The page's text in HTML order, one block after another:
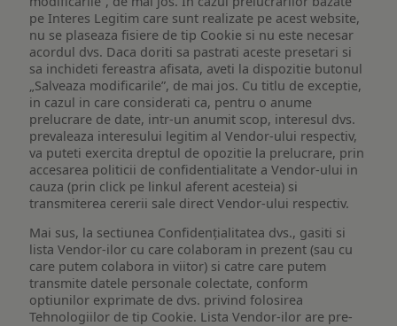
pe Interes Legitim care sunt realizate pe acest website,
nu se plaseaza fisiere de tip Cookie si nu este necesar
acordul dvs. Daca doriti sa pastrati aceste presetari si
sa inchideti fereastra afisata, aveti la dispozitie butonul
„Salveaza modificarile”, de mai jos. Cu titlu de exceptie,
in cazul in care considerati ca, pentru o anume
prelucrare de date, intr-un anumit scop, interesul dvs.
prevaleaza interesului legitim al Vendor-ului respectiv,
va puteti exercita dreptul de opozitie la prelucrare, prin
accesarea politicii de confidentialitate a Vendor-ului in
cauza (prin click pe linkul aferent acesteia) si
transmiterea cererii sale direct Vendor-ului respectiv.
Mai sus, la sectiunea Confidențialitatea dvs., gasiti si
lista Vendor-ilor cu care colaboram in prezent (sau cu
care putem colabora in viitor) si catre care putem
transmite datele personale colectate, conform
optiunilor exprimate de dvs. privind folosirea
Tehnologiilor de tip Cookie. Lista Vendor-ilor are pre-